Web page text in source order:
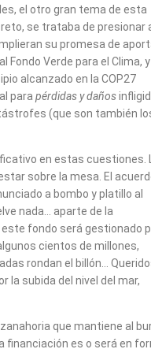
el otro gran tema de esta
se trataba de presionar
su promesa de
Fondo Verde para el Clima,
alcanzado en la COP27
para pérdidas y daños
(que son también
en estas cuestiones.
sobre la mesa. El
a bombo y platillo al
nada… aparte de la
fondo será gestionado
cientos de millones,
rondan el billón…
la subida del nivel del mar,
que mantiene al
financiación es o será en